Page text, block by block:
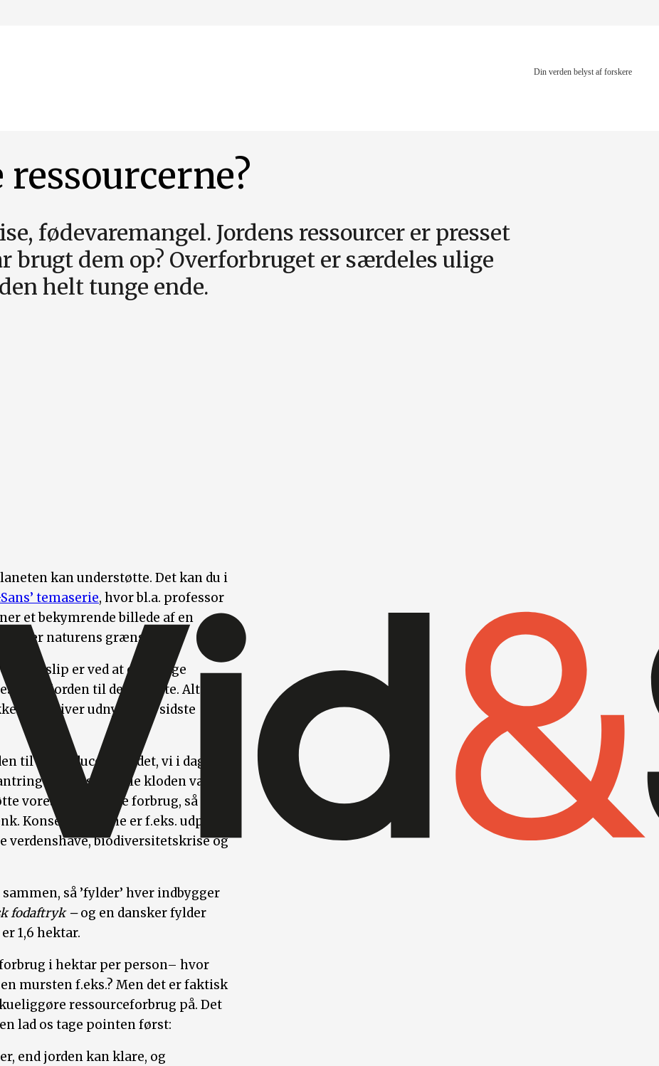
Din verden belyst af forskere
fødevaremangel. Jordens ressourcer er presset
brugt dem op? Overforbruget er særdeles ulige
helt tunge ende.
kan understøtte. Det kan du i
temaserie, hvor bl.a. professor
et bekymrende billede af en
over naturens grænser.
udslip er ved at ødelægge
vi jorden til det yderste. Alt fra
bliver udnyttet til sidste
til at producere alt det, vi i dag
Faktisk skulle kloden være
vores nuværende forbrug, så for
Konsekvenserne er f.eks. udpint
biodiversitetskrise og
så ’fylder’ hver indbygger
fodaftryk –og en dansker fylder
1,6 hektar.
i hektar per person– hvor
mursten f.eks.? Men det er faktisk
ressourceforbrug på. Det
lad os tage pointen først:
end jorden kan klare, og